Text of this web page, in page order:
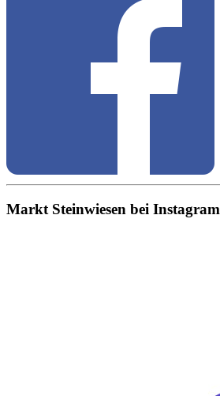
Markt Steinwiesen bei Instagram